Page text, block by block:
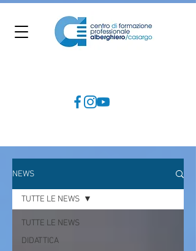
NEWS
TUTTE LE NEWS
DIDATTICA
TUTTE LE NEWS